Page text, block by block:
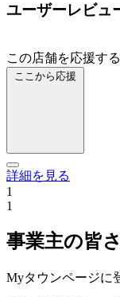
ユーザーレビュ
この店舗を応援する
ここから応援
詳細を見る
1
1
事業主の皆
Myタウンページに